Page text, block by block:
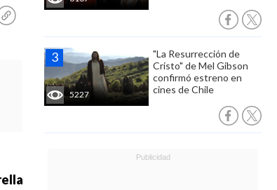
5227
"La Resurrección de
Cristo" de Mel Gibson
confirmó estreno en
cines de Chile